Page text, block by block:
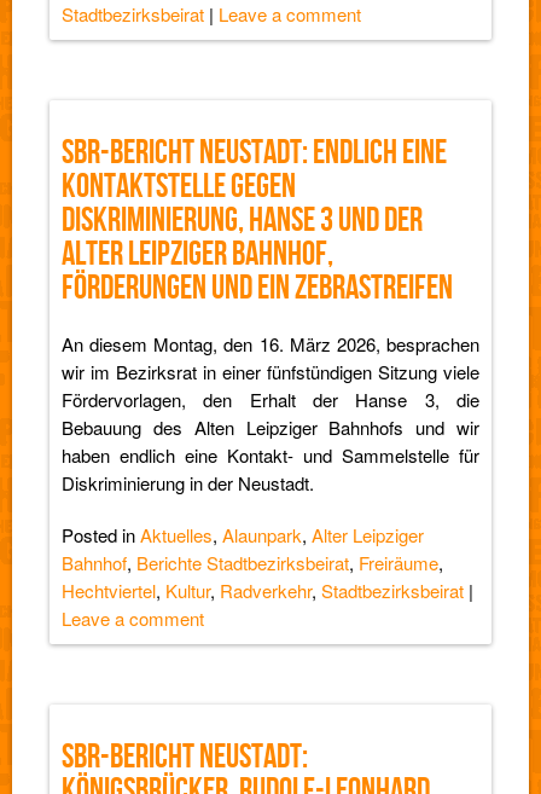
Stadtbezirksbeirat | Leave a comment
SBR-BERICHT NEUSTADT: ENDLICH EINE
KONTAKTSTELLE GEGEN
DISKRIMINIERUNG, HANSE 3 UND DER
ALTER LEIPZIGER BAHNHOF,
FÖRDERUNGEN UND EIN ZEBRASTREIFEN
An diesem Montag, den 16. März 2026, besprachen
wir im Bezirksrat in einer fünfstündigen Sitzung viele
Fördervorlagen, den Erhalt der Hanse 3, die
Bebauung des Alten Leipziger Bahnhofs und wir
haben endlich eine Kontakt- und Sammelstelle für
Diskriminierung in der Neustadt.
Posted inAktuelles, Alaunpark, Alter Leipziger
Bahnhof, Berichte Stadtbezirksbeirat, Freiräume,
Hechtviertel, Kultur, Radverkehr, Stadtbezirksbeirat |
Leave a comment
SBR-BERICHT NEUSTADT: